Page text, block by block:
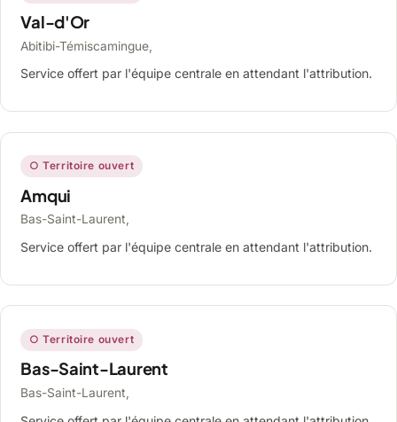
Val-d'Or
Abitibi-Témiscamingue,
Service offert par l'équipe centrale en attendant l'attribution.
○ Territoire ouvert
Amqui
Bas-Saint-Laurent,
Service offert par l'équipe centrale en attendant l'attribution.
○ Territoire ouvert
Bas-Saint-Laurent
Bas-Saint-Laurent,